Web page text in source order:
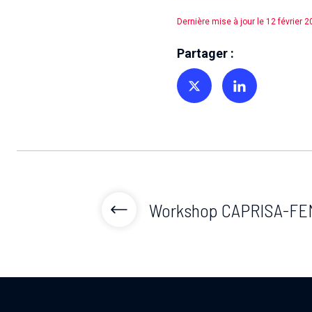
Dernière mise à jour le 12 février
Partager :
Partager sur TwitterPartager sur Linkedin
Workshop CAPRISA-